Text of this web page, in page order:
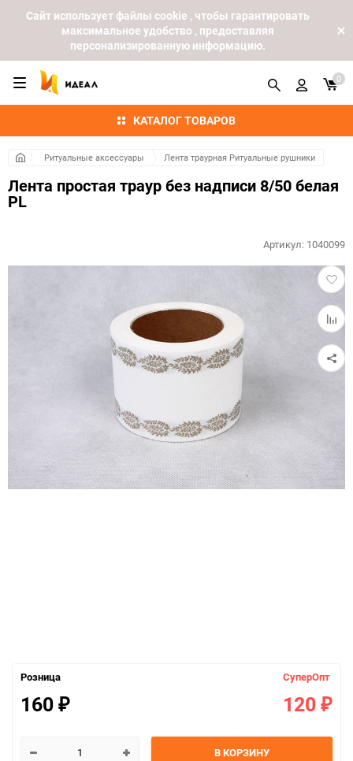
Cайт использует файлы cookie , чтобы гарантировать
максимальное удобство , предоставляя
персонализированную информацию.
КАТАЛОГ ТОВАРОВ
0
Ритуальные аксессуары Лента траурная Ритуальные рушники
Лента простая траур без надписи 8/50 белая
PL
в
к
Артикул: 1040099
Розница
160 ₽
СуперОпт
120 ₽
В КОРЗИНУ